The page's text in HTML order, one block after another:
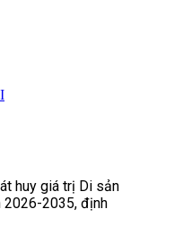
huy giá trị Di sản
2026-2035, định